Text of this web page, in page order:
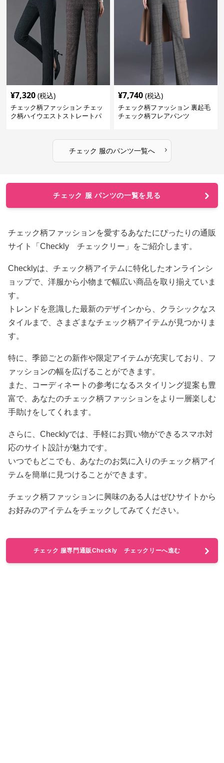
¥7,320 (税込)
チェック柄ファッション チェッ
ク柄ハイウエストストレートパ
¥7,740 (税込)
チェック柄ファッション 裏起毛
チェック柄フレアパンツ
チェック 服のパンツ一覧へ ›
チェック 服 パンツの一覧を見る
チェック柄ファッションを愛するあなたにぴったりの通販
サイト「Checkly チェックリー」をご紹介します。
Checklyは、チェック柄アイテムに特化したオンラインシ
ョップで、洋服から小物まで幅広い商品を取り揃えていま
す。
トレンドを意識した最新のデザインから、クラシックなス
タイルまで、さまざまなチェック柄アイテムが見つかりま
す。
特に、季節ごとの新作や限定アイテムが充実しており、フ
ァッションの幅を広げることができます。
また、コーディネートの参考になるスタイリング提案も豊
富で、あなたのチェック柄ファッションをより一層楽しむ
手助けをしてくれます。
さらに、Checklyでは、手軽にお買い物ができるスマホ対
応のサイト設計が魅力です。
いつでもどこでも、あなたのお気に入りのチェック柄アイ
テムを簡単に見つけることができます。
チェック柄ファッションに興味のある人はぜひサイトから
お好みのアイテムをチェックしてみてください。
チェック 服専門通販Checkly チェックリーへ進む